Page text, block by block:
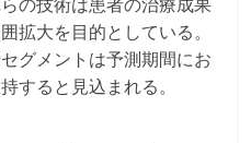
拡大を目的としている。
グメントは予測期間にお
すると見込まれる。